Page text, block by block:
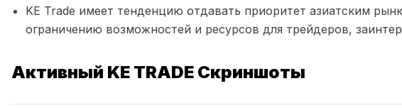
KE Trade имеет тенденцию отдавать приоритет азиатским
ограничению возможностей и ресурсов для трейдеров,
Активный KE TRADE Скриншоты